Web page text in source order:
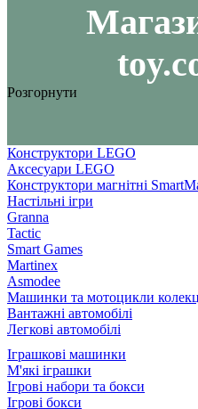
Розгорнути
Конструктори LEGO
Аксесуари LEGO
Конструктори магнітні
Настільні ігри
Granna
Tactic
Smart Games
Martinex
Asmodee
Машинки та мотоцикли
Вантажні автомобілі
Легкові автомобілі
Іграшкові машинки
М'які іграшки
Ігрові набори та бокси
Ігрові бокси